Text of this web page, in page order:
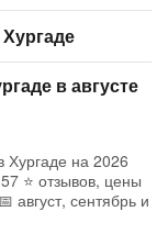
в августе
Хургаде на 2026
⭐ отзывов, цены
август, сентябрь и